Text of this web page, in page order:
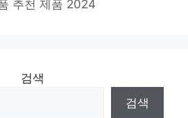
추천 제품 2024
검색
검색